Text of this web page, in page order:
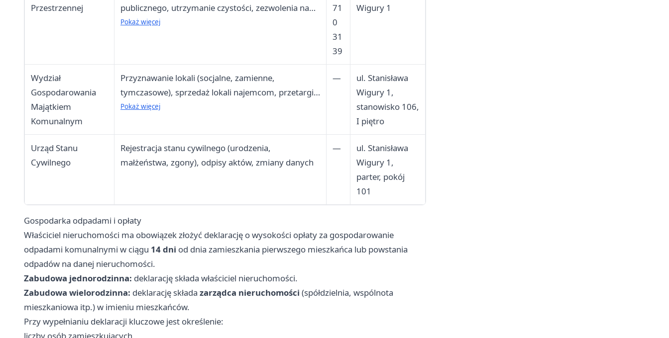
Przestrzennej
publicznego, utrzymanie czystości, zezwolenia na
hodowlę psów ras agresywnych
Pokaż więcej
71
0
31
39
Wigury 1
Wydział
Gospodarowania
Majątkiem
Komunalnym
Przyznawanie lokali (socjalne, zamienne,
tymczasowe), sprzedaż lokali najemcom, przetargi
na nieruchomości, zamiany mieszkań komunalnych
Pokaż więcej
—
ul. Stanisława
Wigury 1,
stanowisko 106,
I piętro
Urząd Stanu
Cywilnego
Rejestracja stanu cywilnego (urodzenia,
małżeństwa, zgony), odpisy aktów, zmiany danych
—
ul. Stanisława
Wigury 1,
parter, pokój
101
Gospodarka odpadami i opłaty
Właściciel nieruchomości ma obowiązek złożyć deklarację o wysokości opłaty za gospodarowanie
odpadami komunalnymi w ciągu 14 dni od dnia zamieszkania pierwszego mieszkańca lub powstania
odpadów na danej nieruchomości.
Zabudowa jednorodzinna: deklarację składa właściciel nieruchomości.
Zabudowa wielorodzinna: deklarację składa zarządca nieruchomości (spółdzielnia, wspólnota
mieszkaniowa itp.) w imieniu mieszkańców.
Przy wypełnianiu deklaracji kluczowe jest określenie: